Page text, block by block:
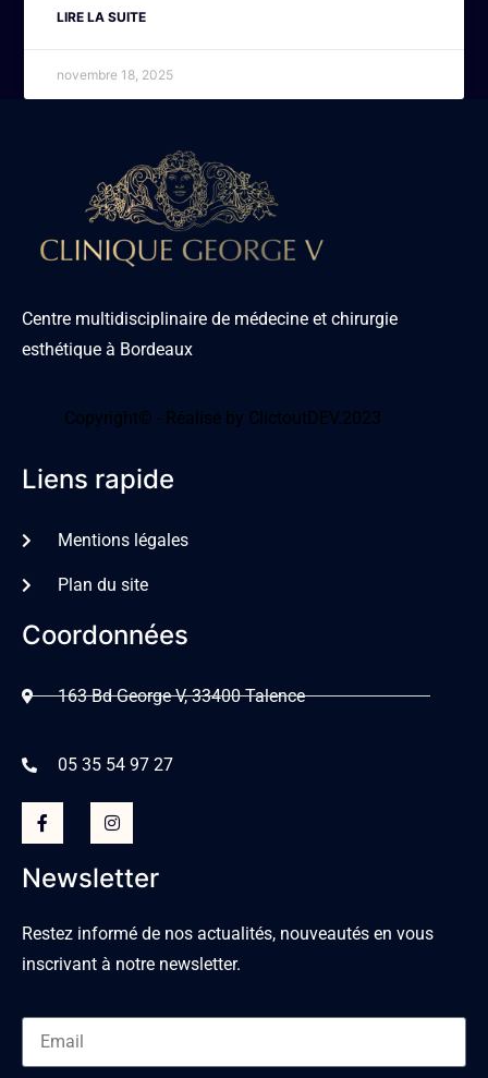
LIRE LA SUITE
novembre 18, 2025
Centre multidisciplinaire de médecine et chirurgie
esthétique à Bordeaux
Copyright© - Réalisé by ClictoutDEV.2023
Liens rapide
Mentions légales
Plan du site
Coordonnées
163 Bd George V, 33400 Talence
05 35 54 97 27
Newsletter
Restez informé de nos actualités, nouveautés en vous
inscrivant à notre newsletter.